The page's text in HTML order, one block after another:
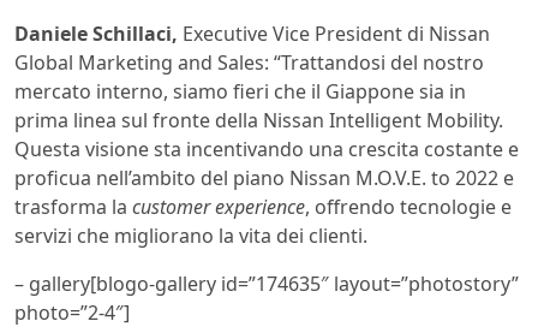
Daniele Schillaci, Executive Vice President di Nissan
Global Marketing and Sales: “Trattandosi del nostro
mercato interno, siamo fieri che il Giappone sia in
prima linea sul fronte della Nissan Intelligent Mobility.
Questa visione sta incentivando una crescita costante e
proficua nell’ambito del piano Nissan M.O.V.E. to 2022 e
trasforma la customer experience, offrendo tecnologie e
servizi che migliorano la vita dei clienti.
– gallery[blogo-gallery id=”174635″ layout=”photostory”
photo=”2-4″]